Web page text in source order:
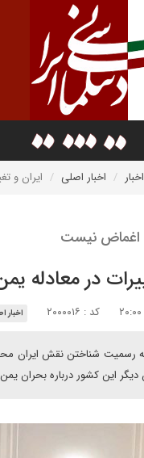
اخبار اخبار اصلی ایران و
اغماض نیست
در معادله
کد : ۲۰۰۰۰۱۶ اخبار
رسمیت شناختن نقش ایران
دیگر این کشور درباره بحران